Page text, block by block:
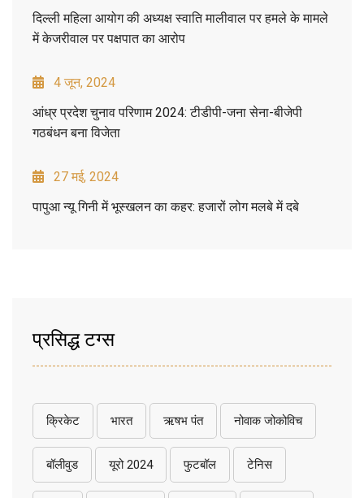
दिल्ली महिला आयोग की अध्यक्ष स्वाति मालीवाल पर हमले के मामले
में केजरीवाल पर पक्षपात का आरोप
4 जून, 2024
आंध्र प्रदेश चुनाव परिणाम 2024: टीडीपी-जना सेना-बीजेपी
गठबंधन बना विजेता
27 मई, 2024
पापुआ न्यू गिनी में भूस्खलन का कहर: हजारों लोग मलबे में दबे
प्रसिद्ध टग्स
क्रिकेट भारत ऋषभ पंत नोवाक जोकोविच
बॉलीवुड यूरो 2024 फुटबॉल टेनिस